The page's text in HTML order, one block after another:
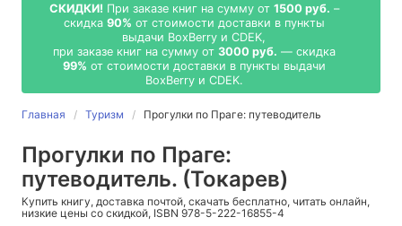
СКИДКИ! При заказе книг на сумму от 1500 руб. –
скидка 90% от стоимости доставки в пункты
выдачи BoxBerry и CDEK,
при заказе книг на сумму от 3000 руб. — скидка
99% от стоимости доставки в пункты выдачи
BoxBerry и CDEK.
Главная Туризм Прогулки по Праге: путеводитель
Прогулки по Праге:
путеводитель. (Токарев)
Купить книгу, доставка почтой, скачать бесплатно, читать онлайн,
низкие цены со скидкой, ISBN 978-5-222-16855-4